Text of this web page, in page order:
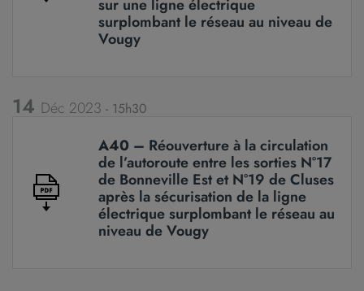
sur une ligne électrique
surplombant le réseau au niveau de
Vougy
14 Déc 2023 15h30
A40 – Réouverture à la circulation
de l’autoroute entre les sorties N°17
de Bonneville Est et N°19 de Cluses
après la sécurisation de la ligne
électrique surplombant le réseau au
niveau de Vougy